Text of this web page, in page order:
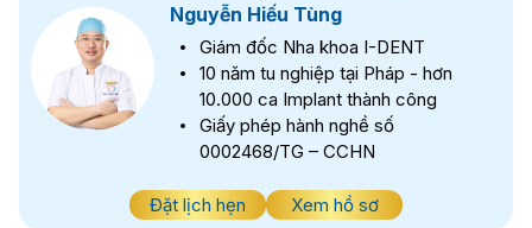
Nguyễn Hiếu Tùng
Giám đốc Nha khoa I-DENT
10 năm tu nghiệp tại Pháp - hơn
10.000 ca Implant thành công
Giấy phép hành nghề số
0002468/TG – CCHN
Đặt lịch hẹn Xem hồ sơ